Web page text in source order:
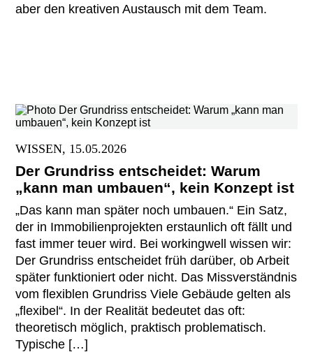
aber den kreativen Austausch mit dem Team.
WISSEN, 15.05.2026
Der Grundriss entscheidet: Warum
„kann man umbauen“, kein Konzept ist
„Das kann man später noch umbauen.“ Ein Satz,
der in Immobilienprojekten erstaunlich oft fällt und
fast immer teuer wird. Bei workingwell wissen wir:
Der Grundriss entscheidet früh darüber, ob Arbeit
später funktioniert oder nicht. Das Missverständnis
vom flexiblen Grundriss Viele Gebäude gelten als
„flexibel“. In der Realität bedeutet das oft:
theoretisch möglich, praktisch problematisch.
Typische […]